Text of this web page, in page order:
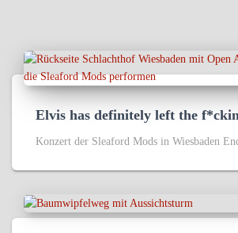
Elvis has definitely left the
Konzert der Sleaford Mods in Wiesbaden